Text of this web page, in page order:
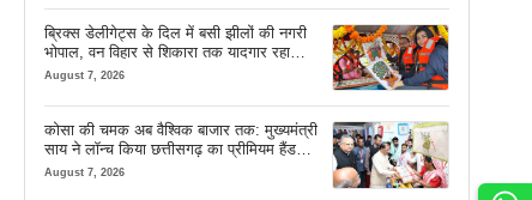
ब्रिक्स डेलीगेट्स के दिल में बसी झीलों की नगरी
भोपाल, वन विहार से शिकारा तक यादगार रहा
सफर
August 7, 2026
कोसा की चमक अब वैश्विक बाजार तक: मुख्यमंत्री
साय ने लॉन्च किया छत्तीसगढ़ का प्रीमियम हैंडलूम
ब्रांड ‘कोशल फैब’
August 7, 2026